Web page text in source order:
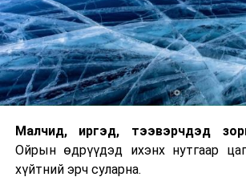
Малчид, иргэд, тээвэрчдэд
Ойрын өдрүүдэд ихэнх нутгаар
хүйтний эрч суларна.